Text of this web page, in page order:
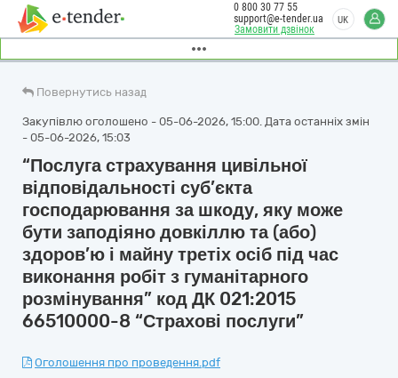
Замовити дзвінок
0 800 30 77 55
support@e-tender.ua
UK
Повернутись назад
Закупівлю оголошено - 05-06-2026, 15:00. Дата останніх змін
- 05-06-2026, 15:03
“Послуга страхування цивільної
відповідальності суб’єкта
господарювання за шкоду, яку може
бути заподіяно довкіллю та (або)
здоров’ю і майну третіх осіб під час
виконання робіт з гуманітарного
розмінування” код ДК 021:2015
66510000-8 “Страхові послуги”
Оголошення про проведення.pdf